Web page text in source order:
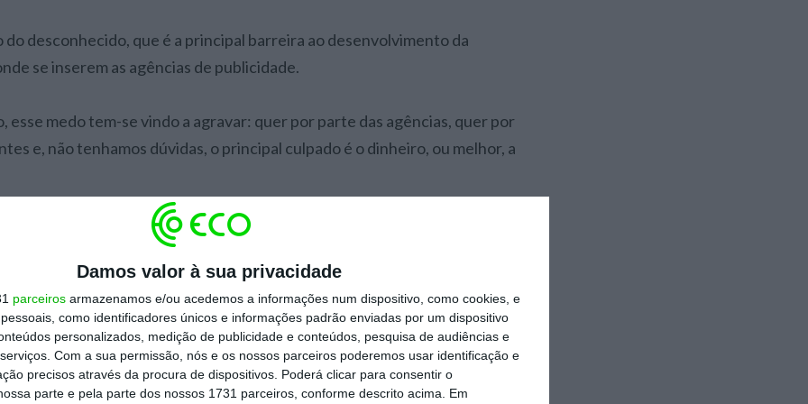
Damos valor à sua privacidade
parceiros armazenamos e/ou acedemos a informações num dispositivo, como cookies, e
como identificadores únicos e informações padrão enviadas por um dispositivo
personalizados, medição de publicidade e conteúdos, pesquisa de audiências e
Com a sua permissão, nós e os nossos parceiros poderemos usar identificação e
precisos através da procura de dispositivos. Poderá clicar para consentir o
parte e pela parte dos nossos 1731 parceiros, conforme descrito acima. Em
do desconhecido, que é a principal barreira ao desenvolvimento da
se inserem as agências de publicidade.
esse medo tem-se vindo a agravar: quer por parte das agências, quer por
e, não tenhamos dúvidas, o principal culpado é o dinheiro, ou melhor, a
provocaram mudanças extraordinariamente complexas nas empresas,
Não tanto pelo que representam mas pelo resultado rápido. Cortes
nos fornecedores, cortes nos investimentos, etc.
provocou um impacto muito significativo na qualidade dos
marketing bem como na qualificação dos quadros das agências. Este